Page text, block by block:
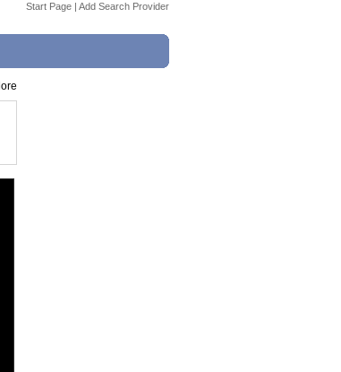
Start Page | Add Search Provider